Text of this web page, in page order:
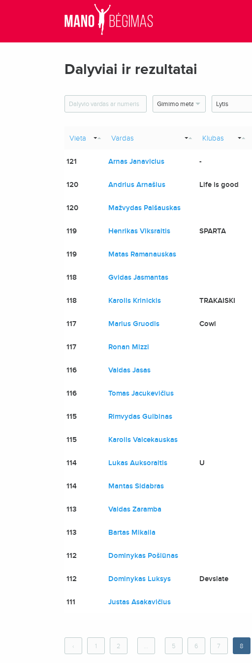
Dalyviai ir rezultatai
Vieta Vardas Klubas
121 Arnas Janavicius -
120 Andrius Arnašius Life is good
120 Mažvydas Palšauskas
119 Henrikas Viksraitis SPARTA
119 Matas Ramanauskas
118 Gvidas Jasmantas
118 Karolis Krinickis TRAKAISKI
117 Marius Gruodis Cowi
117 Ronan Mizzi
116 Valdas Jasas
116 Tomas Jacukevičius
115 Rimvydas Gulbinas
115 Karolis Vaicekauskas
114 Lukas Auksoraitis U
114 Mantas Sidabras
113 Valdas Zaramba
113 Bartas Mikaila
112 Dominykas Pošiūnas
112 Dominykas Luksys Devslate
111 Justas Asakavičius
‹ 1 2 ... 5 6 7 8